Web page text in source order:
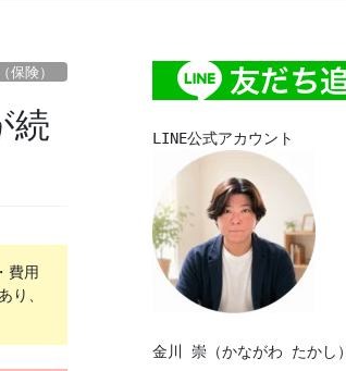
保険）
続
費用
り、
LINE公式アカウント
金川 崇（かながわ たかし）